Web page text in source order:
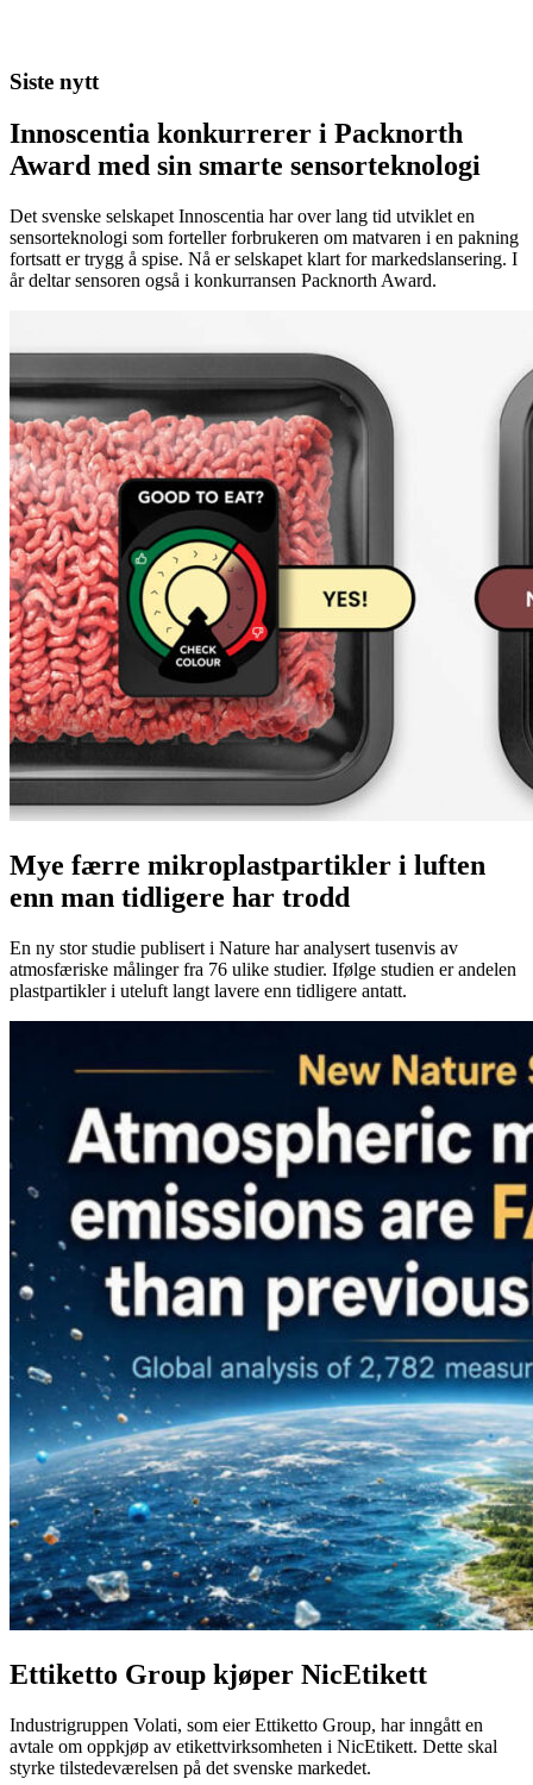
Siste nytt
Innoscentia konkurrerer i Packnorth
Award med sin smarte sensorteknologi
Det svenske selskapet Innoscentia har over lang tid utviklet en
sensorteknologi som forteller forbrukeren om matvaren i en pakning
fortsatt er trygg å spise. Nå er selskapet klart for markedslansering. I
år deltar sensoren også i konkurransen Packnorth Award.
Mye færre mikroplastpartikler i luften
enn man tidligere har trodd
En ny stor studie publisert i Nature har analysert tusenvis av
atmosfæriske målinger fra 76 ulike studier. Ifølge studien er andelen
plastpartikler i uteluft langt lavere enn tidligere antatt.
Ettiketto Group kjøper NicEtikett
Industrigruppen Volati, som eier Ettiketto Group, har inngått en
avtale om oppkjøp av etikettvirksomheten i NicEtikett. Dette skal
styrke tilstedeværelsen på det svenske markedet.